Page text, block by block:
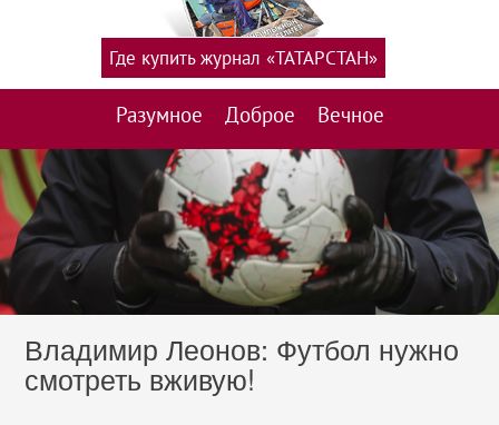
Разумное Доброе Вечное
Где купить журнал «ТАТАРСТАН»
Владимир Леонов: Футбол нужно
смотреть вживую!